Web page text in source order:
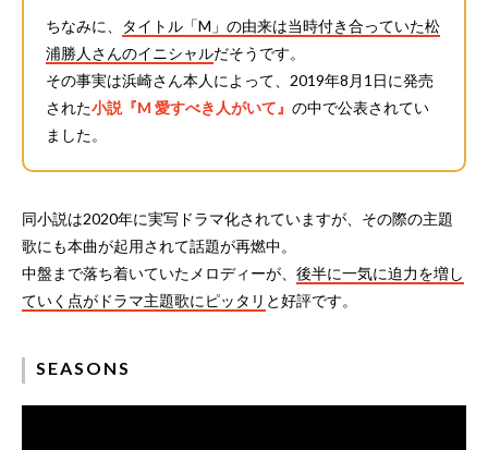
ちなみに、
タイトル「M」の由来は当時付き合っていた松
浦勝人さんのイニシャルだそうです。
その事実は浜崎さん本人によって、2019年8月1日に発売
された小説『M 愛すべき人がいて』 の中で公表されてい
ました。
同小説は2020年に実写ドラマ化されていますが、その際の主題
歌にも本曲が起用されて話題が再燃中。
中盤まで落ち着いていたメロディーが、 後半に一気に迫力を増し
ていく点がドラマ主題歌にピッタリ と好評です。
SEASONS